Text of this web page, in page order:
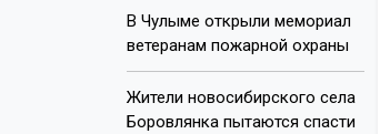
В Чулыме открыли мемориал
ветеранам пожарной охраны
Жители новосибирского села
Боровлянка пытаются спасти